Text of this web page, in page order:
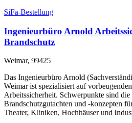
SiFa-Bestellung
Ingenieurbüro Arnold
Brandschutz
Weimar, 99425
Das Ingenieurbüro Arnold
Weimar ist spezialisiert auf
Arbeitssicherheit. Schwerpunkte sind
Brandschutzgutachten und -konzepten
Theater, Kliniken, Hochhäuser und